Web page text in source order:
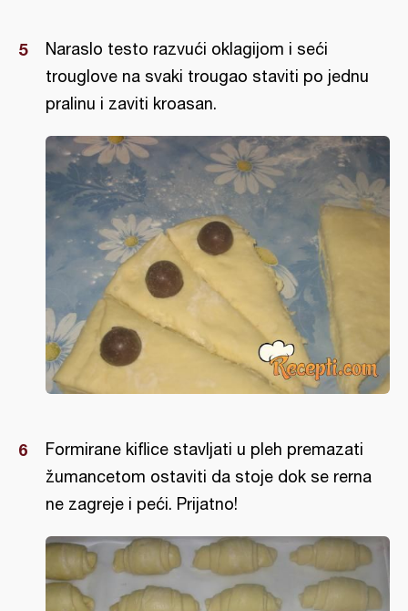
Naraslo testo razvući oklagijom i seći
trouglove na svaki trougao staviti po jednu
pralinu i zaviti kroasan.
Formirane kiflice stavljati u pleh premazati
žumancetom ostaviti da stoje dok se rerna
ne zagreje i peći. Prijatno!